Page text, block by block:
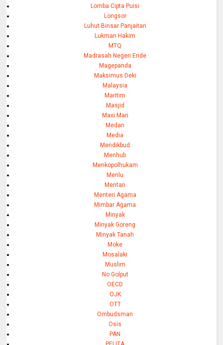
Lomba Cipta Puisi
Longsor
Luhut Binsar Panjaitan
Lukman Hakim
MTQ
Madrasah Negeri Ende
Magepanda
Maksimus Deki
Malaysia
Maritim
Masjid
Maxi Mari
Medan
Media
Mendikbud
Menhub
Menkopolhukam
Menlu
Mentan
Menteri Agama
Mimbar Agama
Minyak
Minyak Goreng
Minyak Tanah
Moke
Mosalaki
Muslim
No Golput
OECD
OJK
OTT
Ombudsman
Osis
PAN